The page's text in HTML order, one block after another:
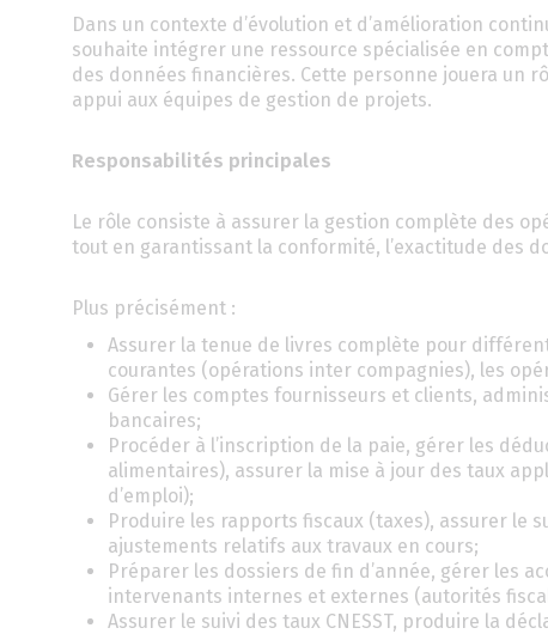
Dans un contexte d’évolution et d’amélioration
souhaite intégrer une ressource spécialisée en
des données financières. Cette personne jouera un
appui aux équipes de gestion de projets.
Responsabilités principales
Le rôle consiste à assurer la gestion complète des
tout en garantissant la conformité, l’exactitude des
Plus précisément :
Assurer la tenue de livres complète pour
courantes (opérations inter compagnies), les
Gérer les comptes fournisseurs et clients,
bancaires;
Procéder à l’inscription de la paie, gérer les
alimentaires), assurer la mise à jour des taux
d’emploi);
Produire les rapports fiscaux (taxes), assurer le
ajustements relatifs aux travaux en cours;
Préparer les dossiers de fin d’année, gérer les
intervenants internes et externes (autorités
Assurer le suivi des taux CNESST, produire la